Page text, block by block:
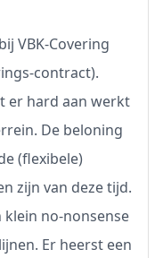
VBK-Covering
contract).
er hard aan werkt
De beloning
(flexibele)
zijn van deze tijd.
klein no-nonsense
Er heerst een